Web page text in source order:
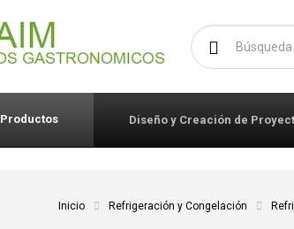
Buscar:
Productos Diseño y Creación de
Inicio Refrigeración y Congelación